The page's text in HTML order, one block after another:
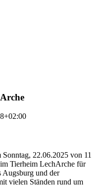
22.06.2025 von 11
Tierheim LechArche für
Augsburg und der
vielen Ständen rund um